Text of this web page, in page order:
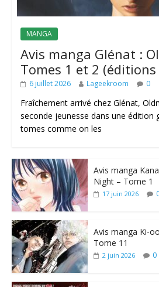
MANGA
Avis manga Glénat :
Tomes 1 et 2
6 juillet 2026 Lageekroom 0
Fraîchement arrivé chez Glénat,
seconde jeunesse dans une édition
tomes comme on les
Avis manga
Night – Tome 1
17 juin 2026
Avis manga Ki-
Tome 11
2 juin 2026 0